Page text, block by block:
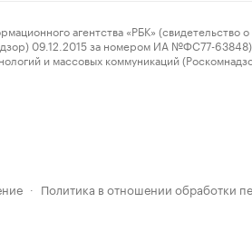
агентства «РБК» (свидетельство о
09.12.2015 за номером ИА №ФС77-63848)
и массовых коммуникаций
· Политика в отношении обработки